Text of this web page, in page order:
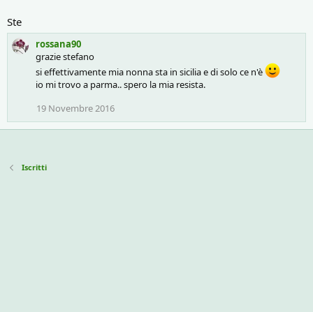
Ste
rossana90
grazie stefano
si effettivamente mia nonna sta in sicilia e di solo ce n'è
io mi trovo a parma.. spero la mia resista.
19 Novembre 2016
Iscritti